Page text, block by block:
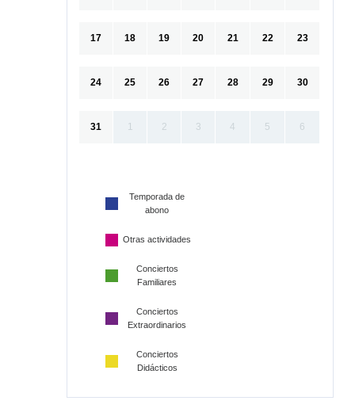
17 18 19 20 21 22 23
24 25 26 27 28 29 30
31 1 2 3 4 5 6
Temporada de
abono
Otras actividades
Conciertos
Familiares
Conciertos
Extraordinarios
Conciertos
Didácticos